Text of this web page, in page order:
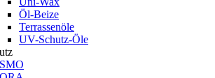
Öl-Beize
Terrassenöle
UV-Schutz-Öle